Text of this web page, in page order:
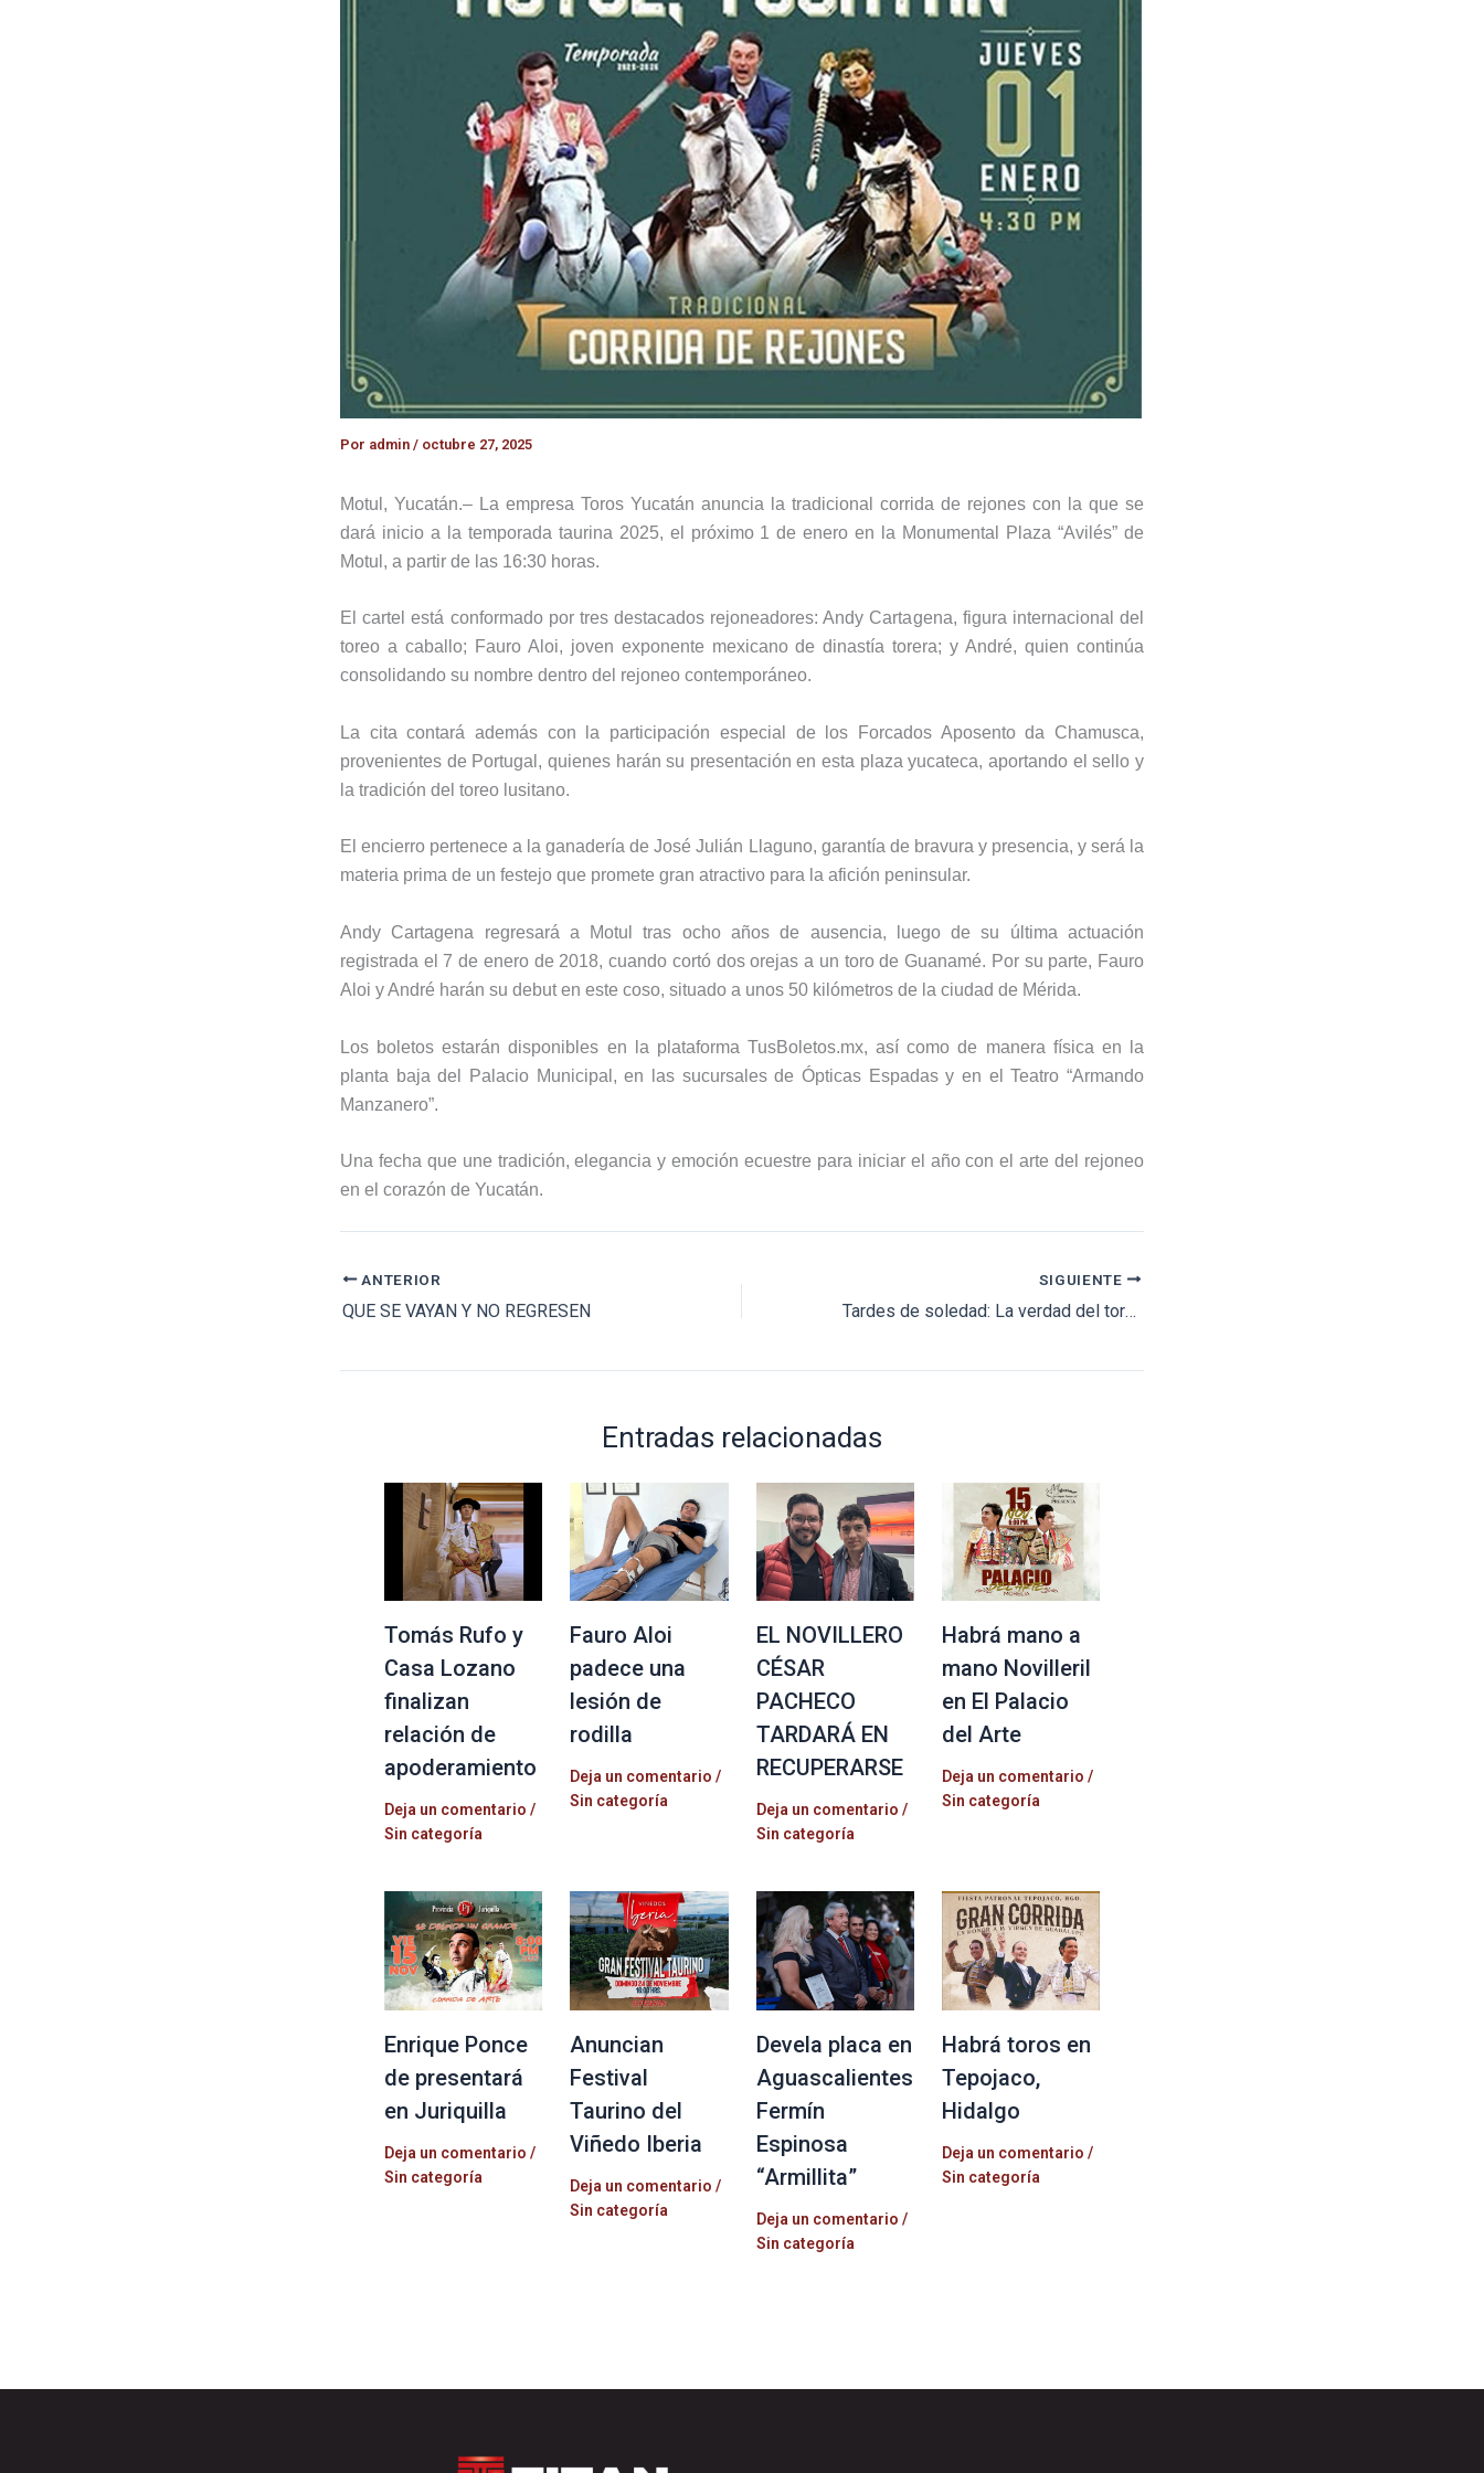
Por admin / octubre 27, 2025
Motul, Yucatán.– La empresa Toros Yucatán anuncia la tradicional corrida de rejones con la que se
dará inicio a la temporada taurina 2025, el próximo 1 de enero en la Monumental Plaza “Avilés” de
Motul, a partir de las 16:30 horas.
El cartel está conformado por tres destacados rejoneadores: Andy Cartagena, figura internacional del
toreo a caballo; Fauro Aloi, joven exponente mexicano de dinastía torera; y André, quien continúa
consolidando su nombre dentro del rejoneo contemporáneo.
La cita contará además con la participación especial de los Forcados Aposento da Chamusca,
provenientes de Portugal, quienes harán su presentación en esta plaza yucateca, aportando el sello y
la tradición del toreo lusitano.
El encierro pertenece a la ganadería de José Julián Llaguno, garantía de bravura y presencia, y será la
materia prima de un festejo que promete gran atractivo para la afición peninsular.
Andy Cartagena regresará a Motul tras ocho años de ausencia, luego de su última actuación
registrada el 7 de enero de 2018, cuando cortó dos orejas a un toro de Guanamé. Por su parte, Fauro
Aloi y André harán su debut en este coso, situado a unos 50 kilómetros de la ciudad de Mérida.
Los boletos estarán disponibles en la plataforma TusBoletos.mx, así como de manera física en la
planta baja del Palacio Municipal, en las sucursales de Ópticas Espadas y en el Teatro “Armando
Manzanero”.
Una fecha que une tradición, elegancia y emoción ecuestre para iniciar el año con el arte del rejoneo
en el corazón de Yucatán.
ANTERIOR
QUE SE VAYAN Y NO REGRESEN
SIGUIENTE
Tardes de soledad: La verdad del toreo revelada por Albert Serra y Roca Rey
Entradas relacionadas
Tomás Rufo y
Casa Lozano
finalizan
relación de
apoderamiento
Deja un comentario /
Sin categoría
Fauro Aloi
padece una
lesión de
rodilla
Deja un comentario /
Sin categoría
EL NOVILLERO
CÉSAR
PACHECO
TARDARÁ EN
RECUPERARSE
Deja un comentario /
Sin categoría
Habrá mano a
mano Novilleril
en El Palacio
del Arte
Deja un comentario /
Sin categoría
Enrique Ponce
de presentará
en Juriquilla
Deja un comentario /
Sin categoría
Anuncian
Festival
Taurino del
Viñedo Iberia
Deja un comentario /
Sin categoría
Devela placa en
Aguascalientes
Fermín
Espinosa
“Armillita”
Deja un comentario /
Sin categoría
Habrá toros en
Tepojaco,
Hidalgo
Deja un comentario /
Sin categoría